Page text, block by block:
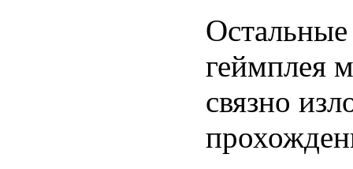
геймплея
связно